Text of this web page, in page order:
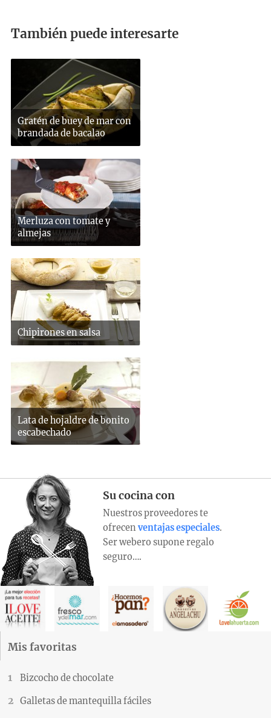
También puede interesarte
Gratén de buey de mar con
brandada de bacalao
Merluza con tomate y
almejas
Chipirones en salsa
Lata de hojaldre de bonito
escabechado
Su cocina con
Nuestros proveedores te
ofrecen ventajas especiales.
Ser webero supone regalo
seguro….
Mis favoritas
Bizcocho de chocolate
Galletas de mantequilla fáciles